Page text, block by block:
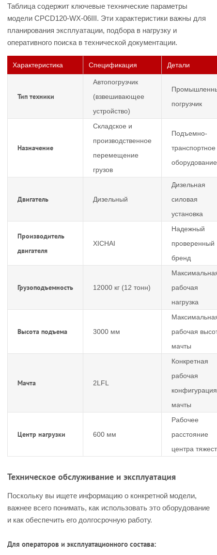
Таблица содержит ключевые технические параметры
модели CPCD120-WX-06III. Эти характеристики важны для
планирования эксплуатации, подбора в нагрузку и
оперативного поиска в технической документации.
Характеристика Спецификация Детали
Тип техники
Автопогрузчик
(взвешивающее
устройство)
погрузчик
Назначение
Складское и
производственное
перемещение
грузов
Подъемно-
транспортное
оборудование
Двигатель Дизельный
Дизельная
силовая
установка
Производитель
двигателя
XICHAI
Надежный
проверенный
бренд
Грузоподъемность 12000 кг (12 тонн)
рабочая
нагрузка
Высота подъема 3000 мм
рабочая
мачты
Мачта 2LFL
Конкретная
рабочая
конфигурация
мачты
Центр нагрузки 600 мм
Рабочее
расстояние
центра
Техническое обслуживание и эксплуатация
Поскольку вы ищете информацию о конкретной модели,
важнее всего понимать, как использовать это оборудование
и как обеспечить его долгосрочную работу.
Для операторов и эксплуатационного состава: